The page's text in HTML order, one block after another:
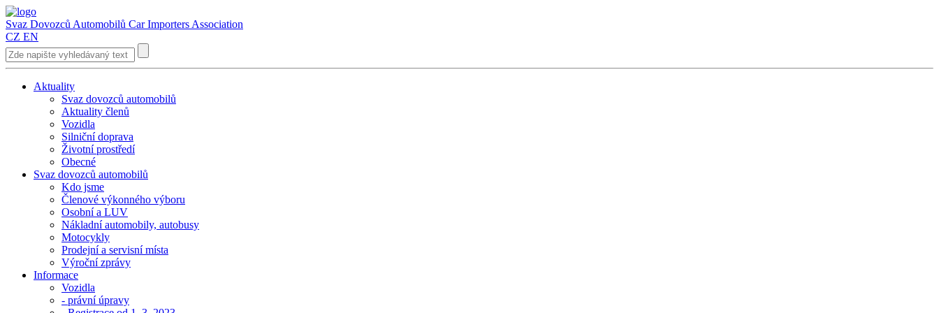
Svaz Dovozců Automobilů Car Importers Association
CZ EN
Aktuality
Svaz dovozců automobilů
Aktuality členů
Vozidla
Silniční doprava
Životní prostředí
Obecné
Svaz dovozců automobilů
Kdo jsme
Členové výkonného výboru
Osobní a LUV
Nákladní automobily, autobusy
Motocykly
Prodejní a servisní místa
Výroční zprávy
Informace
Vozidla
- právní úpravy